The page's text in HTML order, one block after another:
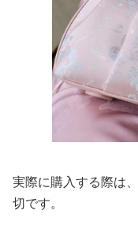
実際に購入する際は、
切です。